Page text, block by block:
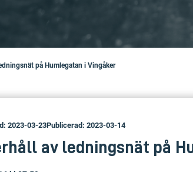
på Humlegatan i Vingåker
2023-03-23Publicerad: 2023-03-14
av ledningsnät på